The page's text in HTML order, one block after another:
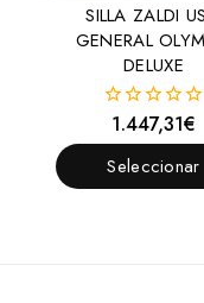
SILLA ZALDI
GENERAL
DELUXE
0
fuera
de
1.447,31€
Seleccionar